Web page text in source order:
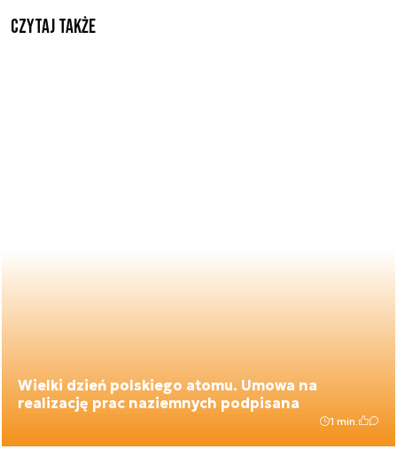
Czytaj także
Wielki dzień polskiego atomu. Umowa na
realizację prac naziemnych podpisana
1 min.